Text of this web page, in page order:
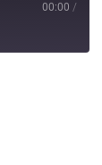
00:00 /